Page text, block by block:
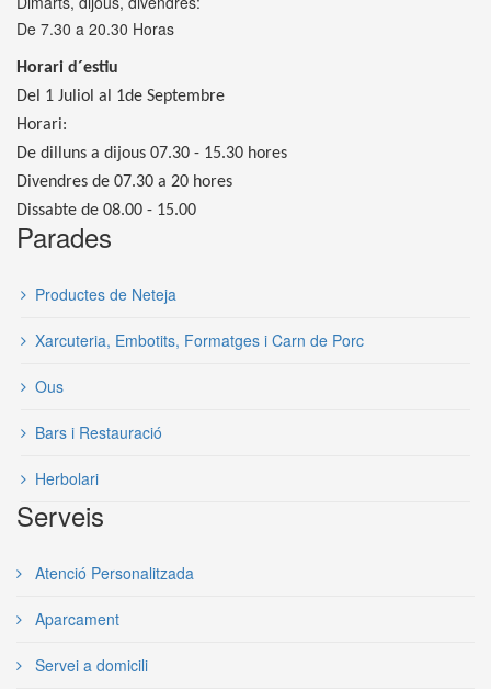
De 7.30 a 20.30 Horas
Horari d´estiu
Del 1 Juliol al 1de Septembre
Horari:
De dilluns a dijous 07.30 - 15.30 hores
Divendres de 07.30 a 20 hores
Dissabte de 08.00 - 15.00
Parades
Productes de Neteja
Xarcuteria, Embotits, Formatges i Carn de Porc
Ous
Bars i Restauració
Herbolari
Serveis
Atenció Personalitzada
Aparcament
Servei a domicili